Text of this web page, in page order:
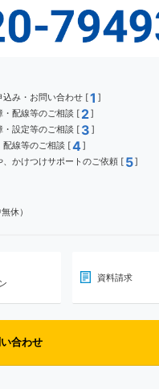
込み・お問い合わせ [1 ]
・配線等のご相談 [ 2]
・設定等のご相談 [ 3 ]
配線等のご相談 [4]
、かけつけサポートのご依頼 [ 5]
休）
資料請求
合わせ